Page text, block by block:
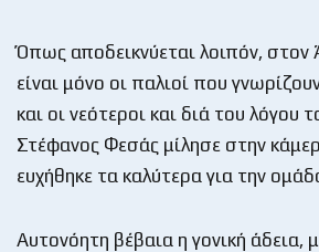
Όπως αποδεικνύεται λοιπόν, στον
είναι μόνο οι παλιοί που
και οι νεότεροι και διά του λόγου
Στέφανος Φεσάς μίλησε στην
ευχήθηκε τα καλύτερα για την
Αυτονόητη βέβαια η γονική άδεια,